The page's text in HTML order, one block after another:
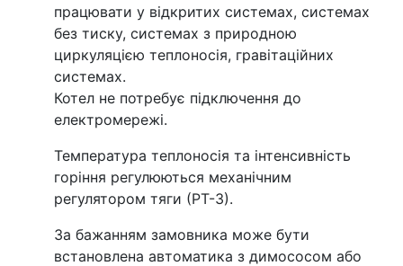
працювати у відкритих системах, системах
без тиску, системах з природною
циркуляцією теплоносія, гравітаційних
системах.
Котел не потребує підключення до
електромережі.
Температура теплоносія та інтенсивність
горіння регулюються механічним
регулятором тяги (РТ-3).
За бажанням замовника може бути
встановлена автоматика з димососом або